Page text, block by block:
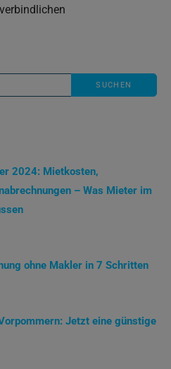
2024: Mietkosten,
– Was Mieter im
ohne Makler in 7 Schritten
Jetzt eine günstige